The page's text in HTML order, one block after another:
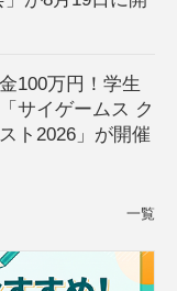
100万円！学生
サイゲームス ク
ト2026」が開催
一覧